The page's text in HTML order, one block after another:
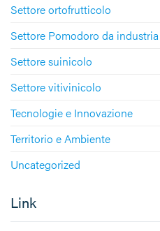
Settore ortofrutticolo
Settore Pomodoro da industria
Settore suinicolo
Settore vitivinicolo
Tecnologie e Innovazione
Territorio e Ambiente
Uncategorized
Link